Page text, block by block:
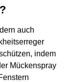
auch
indem
Mückenspray